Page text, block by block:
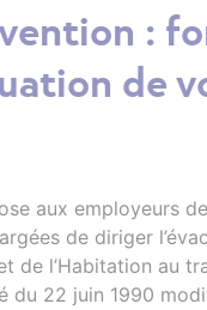
:
de
aux employeurs
de diriger
l’Habitation au
du 22 juin 1990